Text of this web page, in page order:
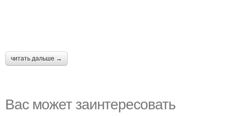
читать дальше →
Вас может заинтересовать